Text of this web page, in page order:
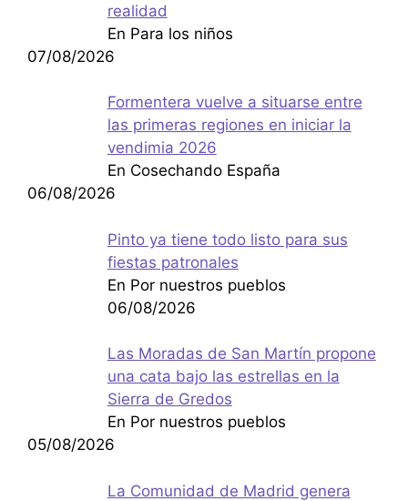
realidad
En Para los niños
07/08/2026
Formentera vuelve a situarse entre
las primeras regiones en iniciar la
vendimia 2026
En Cosechando España
06/08/2026
Pinto ya tiene todo listo para sus
fiestas patronales
En Por nuestros pueblos
06/08/2026
Las Moradas de San Martín propone
una cata bajo las estrellas en la
Sierra de Gredos
En Por nuestros pueblos
05/08/2026
La Comunidad de Madrid genera